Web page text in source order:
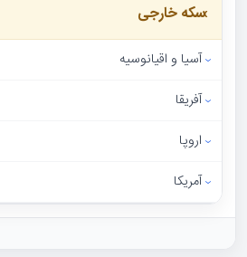
سکه خارجی
آسیا و اقیانوسیه
آفریقا
اروپا
آمریکا